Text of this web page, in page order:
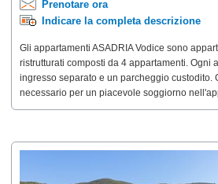
Prenotare ora
Indicare la completa descrizione
Gli appartamenti ASADRIA Vodice sono
ristrutturati composti da 4 appartamenti. Ogni
ingresso separato e un parcheggio custodito.
necessario per un piacevole soggiorno